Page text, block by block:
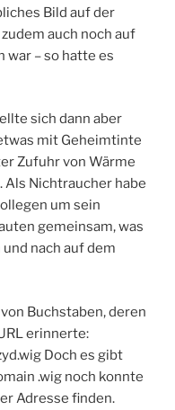
Bild auf der
auch noch auf
war – so hatte es
sich dann aber
mit Geheimtinte
Zufuhr von Wärme
Nichtraucher habe
um sein
gemeinsam, was
nach auf dem
Buchstaben, deren
erinnerte:
Doch es gibt
.wig noch konnte
Adresse finden.